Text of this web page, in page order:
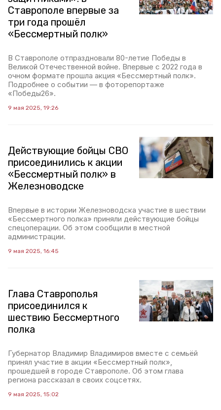
Ставрополе впервые за
три года прошёл
«Бессмертный полк»
В Ставрополе отпраздновали 80-летие Победы в
Великой Отечественной войне. Впервые с 2022 года в
очном формате прошла акция «Бессмертный полк».
Подробнее о событии — в фоторепортаже
«Победы26».
9 мая 2025, 19:26
Действующие бойцы СВО
присоединились к акции
«Бессмертный полк» в
Железноводске
Впервые в истории Железноводска участие в шествии
«Бессмертного полка» приняли действующие бойцы
спецоперации. Об этом сообщили в местной
администрации.
9 мая 2025, 16:45
Глава Ставрополья
присоединился к
шествию Бессмертного
полка
Губернатор Владимир Владимиров вместе с семьёй
принял участие в акции «Бессмертный полк»,
прошедшей в городе Ставрополе. Об этом глава
региона рассказал в своих соцсетях.
9 мая 2025, 15:02